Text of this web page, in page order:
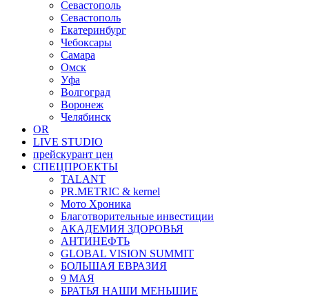
Севастополь
Севастополь
Екатеринбург
Чебоксары
Самара
Омск
Уфа
Волгоград
Воронеж
Челябинск
OR
LIVE STUDIO
прейскурант цен
СПЕЦПРОЕКТЫ
TALANT
PR.METRIC & kernel
Мото Хроника
Благотворительные инвестиции
АКАДЕМИЯ ЗДОРОВЬЯ
АНТИНЕФТЬ
GLOBAL VISION SUMMIT
БОЛЬШАЯ ЕВРАЗИЯ
9 МАЯ
БРАТЬЯ НАШИ МЕНЬШИЕ